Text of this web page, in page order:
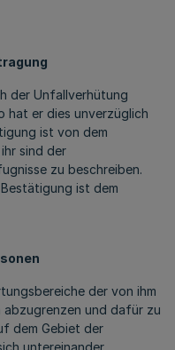
der Unfallverhütung
hat er dies unverzüglich
ist von dem
sind der
zu beschreiben.
ist dem
der von ihm
und dafür zu
dem Gebiet der
untereinander